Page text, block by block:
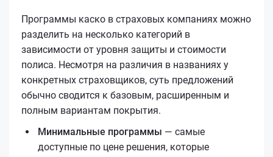
Программы каско в страховых компаниях можно
разделить на несколько категорий в
зависимости от уровня защиты и стоимости
полиса. Несмотря на различия в названиях у
конкретных страховщиков, суть предложений
обычно сводится к базовым, расширенным и
полным вариантам покрытия.
Минимальные программы — самые
доступные по цене решения, которые